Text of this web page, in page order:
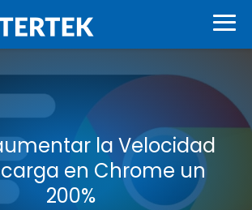
la Velocidad
en Chrome un
200%